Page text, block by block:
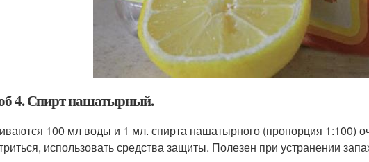
4. Спирт нашатырный.
100 мл воды и 1 мл. спирта нашатырного (пропорция 1:100)
использовать средства защиты. Полезен при устранении